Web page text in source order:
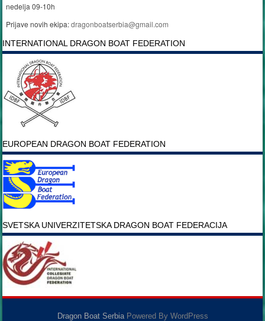
nedelja 09-10h
Prijave novih ekipa:dragonboatserbia@gmail.com
INTERNATIONAL DRAGON BOAT FEDERATION
EUROPEAN DRAGON BOAT FEDERATION
SVETSKA UNIVERZITETSKA DRAGON BOAT FEDERACIJA
Dragon Boat SerbiaPowered By WordPress